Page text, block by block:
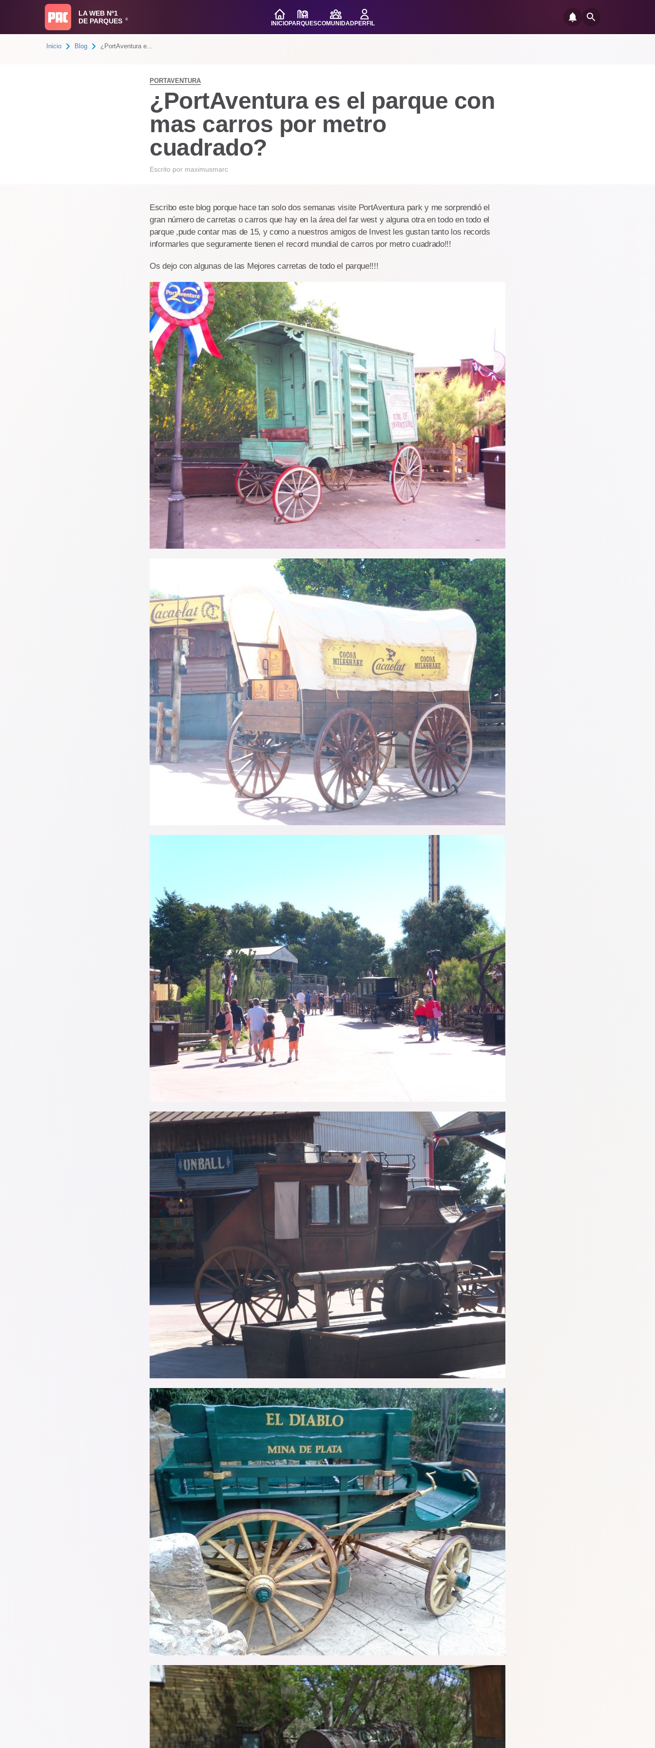
LA WEB Nº1
DE PARQUES
®
INICIOPARQUESCOMUNIDADPERFIL
Inicio Blog ¿PortAventura e...
PORTAVENTURA
¿PortAventura es el parque con
mas carros por metro
cuadrado?
Escrito por maximusmarc
Escribo este blog porque hace tan solo dos semanas visite PortAventura park y me sorprendió el
gran número de carretas o carros que hay en la área del far west y alguna otra en todo en todo el
parque ,pude contar mas de 15, y como a nuestros amigos de Invest les gustan tanto los records
informarles que seguramente tienen el record mundial de carros por metro cuadrado!!!
Os dejo con algunas de las Mejores carretas de todo el parque!!!!